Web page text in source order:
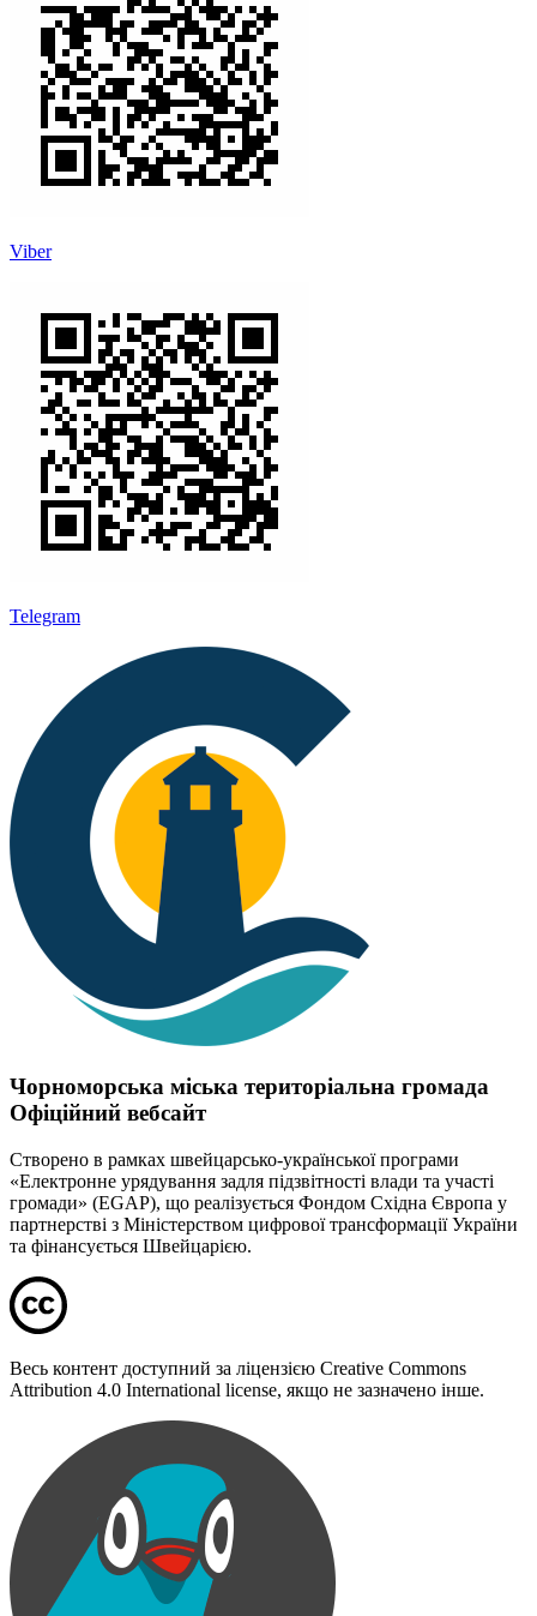
Viber
Telegram
Чорноморська міська територіальна громада
Офіційний вебсайт
Створено в рамках швейцарсько-української програми
«Електронне урядування задля підзвітності влади та участі
громади» (EGAP), що реалізується Фондом Східна Європа у
партнерстві з Міністерством цифрової трансформації України
та фінансується Швейцарією.
Весь контент доступний за ліцензією Creative Commons
Attribution 4.0 International license, якщо не зазначено інше.